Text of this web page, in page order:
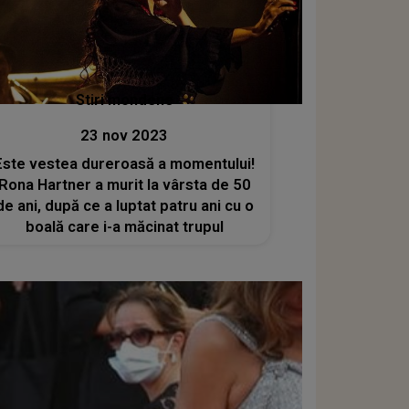
Stiri mondene
23 nov 2023
vestea dureroasă a momentului!
Hartner a murit la vârsta de 50
ani, după ce a luptat patru ani cu o
boală care i-a măcinat trupul